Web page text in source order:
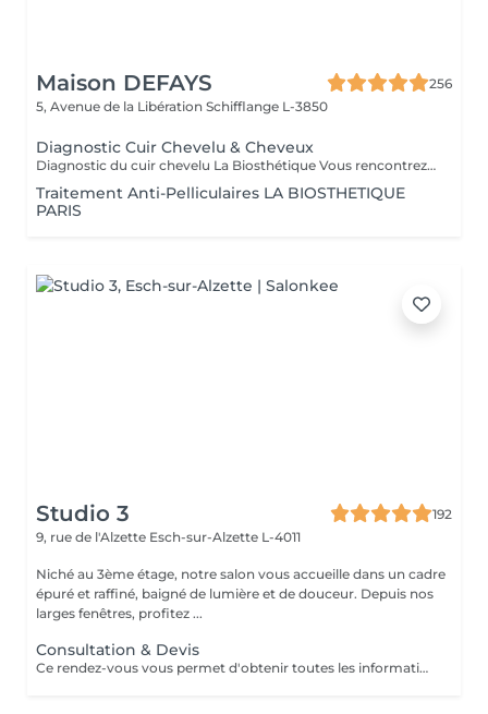
Maison DEFAYS
256
5, Avenue de la Libération Schifflange L-3850
Diagnostic Cuir Chevelu & Cheveux
Diagnostic du cuir chevelu La Biosthétique Vous rencontrez des problèmes au niveau du cuir chevelu ? Cheveux gras, pellicules, démangeaisons ou sécheresse cutanée ? Profitez de notre diagnostic professionnel du cuir chevelu pour identifier les causes et trouver des solutions adaptées à vos besoins. Grâce à une analyse précise, nous vous proposons des recommandations personnalisées pour retrouver un cuir chevelu sain et équilibré. N'hésitez pas à réserver votre rendez-vous dès maintenant
Traitement Anti-Pelliculaires LA BIOSTHETIQUE
PARIS
Studio 3
192
9, rue de l'Alzette Esch-sur-Alzette L-4011
Niché au 3ème étage, notre salon vous accueille dans un cadre
épuré et raffiné, baigné de lumière et de douceur. Depuis nos
larges fenêtres, profitez ...
Consultation & Devis
Ce rendez-vous vous permet d'obtenir toutes les informations nécessaires avant votre prestation : - conseils personnalisés - étude de vos besoins - diagnostic du cheveu Le montant de la consultation sera déduit de votre prestation finale si vous réservez immédiatement après ce rendez-vous.